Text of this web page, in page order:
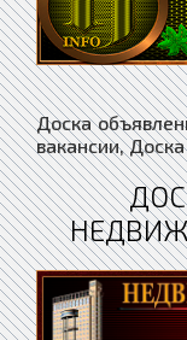
Доска
вакансии,